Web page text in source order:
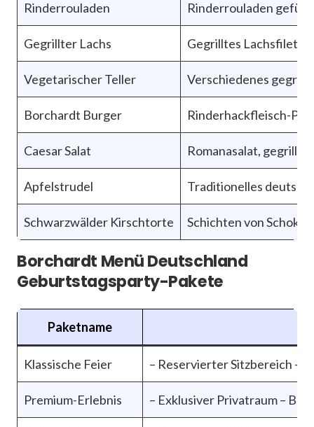
Rinderrouladen Rinderrouladen
Gegrillter Lachs Gegrilltes Lachsfilet
Vegetarischer Teller Verschiedenes
Borchardt Burger Rinderhackfleisch-
Caesar Salat Romanasalat,
Apfelstrudel Traditionelles
Schwarzwälder Kirschtorte Schichten von
Borchardt Menü Deutschland
Geburtstagsparty-Pakete
Paketname
Klassische Feier – Reservierter Sitzbereich –
Premium-Erlebnis – Exklusiver Privatraum –